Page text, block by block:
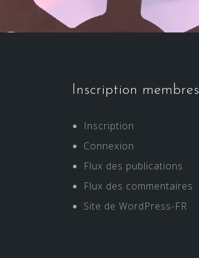
Inscription membres
Inscription
Connexion
Flux des publications
Flux des commentaires
Site de WordPress-FR